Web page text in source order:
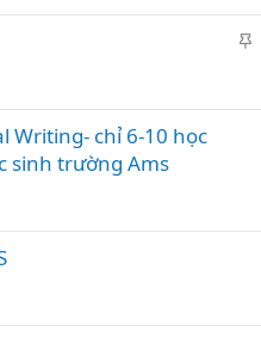
o
l
ê
l
o
Writing- chỉ 6-10 học
sinh trường Ams